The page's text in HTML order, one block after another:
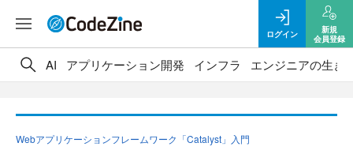
ログイン
新規
会員登録
AI アプリケーション開発 インフラ エンジニアの生き
Webアプリケーションフレームワーク「Catalyst」入門